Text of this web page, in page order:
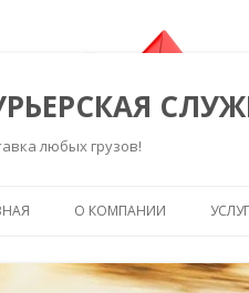
любых грузов!
О КОМПАНИИ